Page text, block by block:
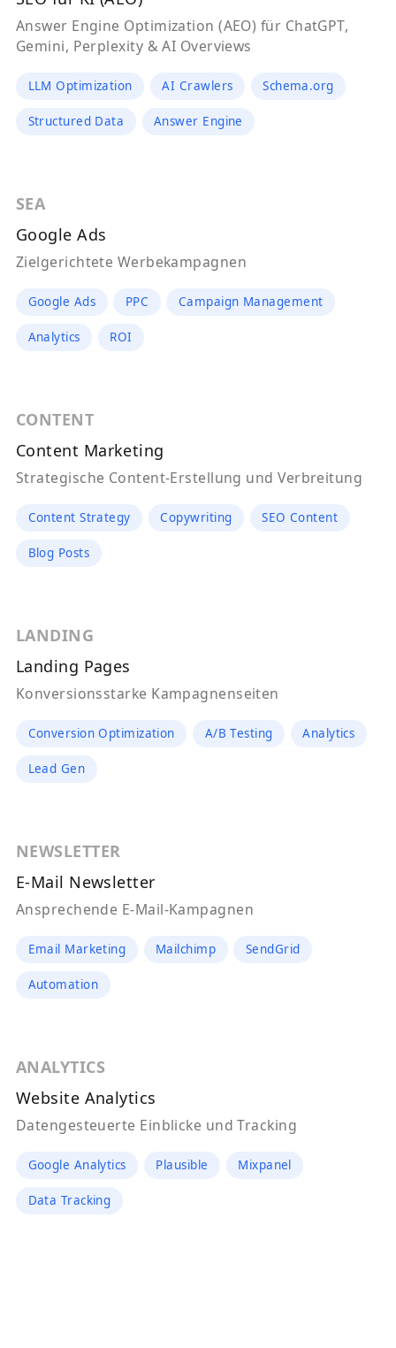
Answer Engine Optimization (AEO) für ChatGPT,
Gemini, Perplexity & AI Overviews
LLM Optimization AI Crawlers Schema.org
Structured Data Answer Engine
SEA
Google Ads
Zielgerichtete Werbekampagnen
Google Ads PPC Campaign Management
Analytics ROI
CONTENT
Content Marketing
Strategische Content-Erstellung und Verbreitung
Content Strategy Copywriting SEO Content
Blog Posts
LANDING
Landing Pages
Konversionsstarke Kampagnenseiten
Conversion Optimization A/B Testing Analytics
Lead Gen
NEWSLETTER
E-Mail Newsletter
Ansprechende E-Mail-Kampagnen
Email Marketing Mailchimp SendGrid
Automation
ANALYTICS
Website Analytics
Datengesteuerte Einblicke und Tracking
Google Analytics Plausible Mixpanel
Data Tracking